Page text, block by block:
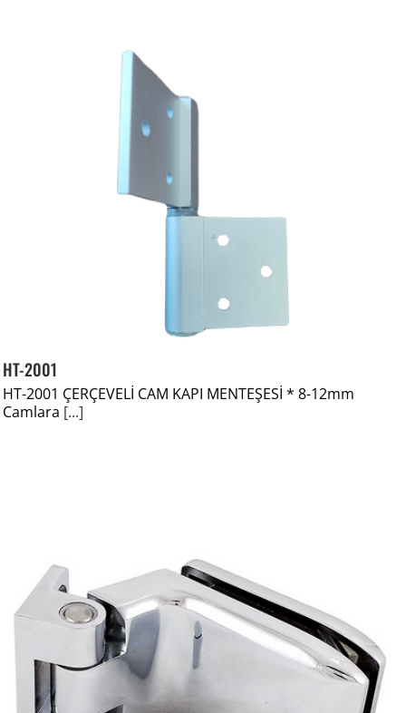
HT-2001
HT-2001 ÇERÇEVELİ CAM KAPI MENTEŞESİ * 8-12mm
Camlara [...]